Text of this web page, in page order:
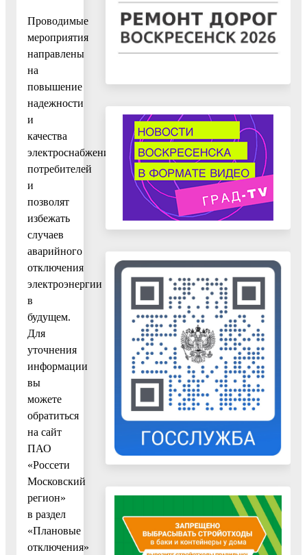
Проводимые
мероприятия
направлены
на
повышение
надежности
и
качества
электроснабжения
потребителей
и
позволят
избежать
случаев
аварийного
отключения
электроэнергии
в
будущем.
Для
уточнения
информации
вы
можете
обратиться
на сайт
ПАО
«Россети
Московский
регион»
в раздел
«Плановые
отключения»